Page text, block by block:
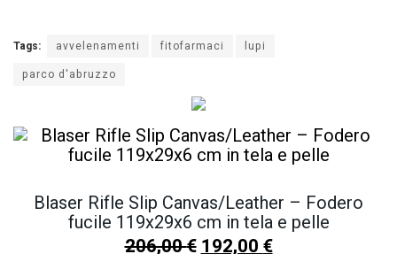
Tags: avvelenamenti fitofarmaci
lupi
parco d'abruzzo
Blaser Rifle Slip Canvas/Leather – Fodero
fucile 119x29x6 cm in tela e pelle
206,00€192,00€